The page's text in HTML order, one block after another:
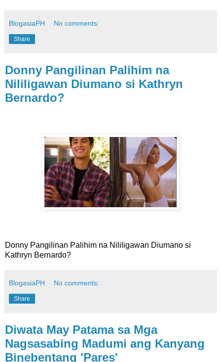
BlogasiaPH No comments:
Share
Donny Pangilinan Palihim na
Nililigawan Diumano si Kathryn
Bernardo?
Donny Pangilinan Palihim na Nililigawan Diumano si
Kathryn Bernardo?
BlogasiaPH No comments:
Share
Diwata May Patama sa Mga
Nagsasabing Madumi ang Kanyang
Binebentang 'Pares'